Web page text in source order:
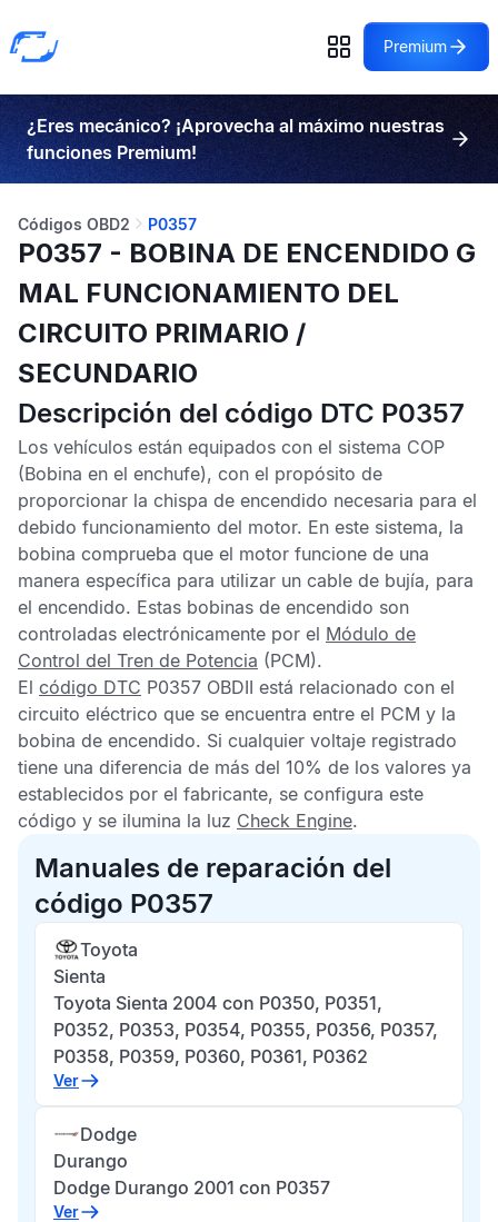
Premium
¿Eres mecánico? ¡Aprovecha al máximo nuestras
funciones Premium!
Códigos OBD2 P0357
P0357 - BOBINA DE ENCENDIDO G
MAL FUNCIONAMIENTO DEL
CIRCUITO PRIMARIO /
SECUNDARIO
Descripción del código DTC P0357
Los vehículos están equipados con el sistema COP
(Bobina en el enchufe), con el propósito de
proporcionar la chispa de encendido necesaria para el
debido funcionamiento del motor. En este sistema, la
bobina comprueba que el motor funcione de una
manera específica para utilizar un cable de bujía, para
el encendido. Estas bobinas de encendido son
controladas electrónicamente por el Módulo de
Control del Tren de Potencia (PCM).
El código DTC P0357 OBDII está relacionado con el
circuito eléctrico que se encuentra entre el PCM y la
bobina de encendido. Si cualquier voltaje registrado
tiene una diferencia de más del 10% de los valores ya
establecidos por el fabricante, se configura este
código y se ilumina la luz Check Engine.
Manuales de reparación del
código P0357
Toyota
Sienta
Toyota Sienta 2004 con P0350, P0351,
P0352, P0353, P0354, P0355, P0356, P0357,
P0358, P0359, P0360, P0361, P0362
Ver
Dodge
Durango
Dodge Durango 2001 con P0357
Ver